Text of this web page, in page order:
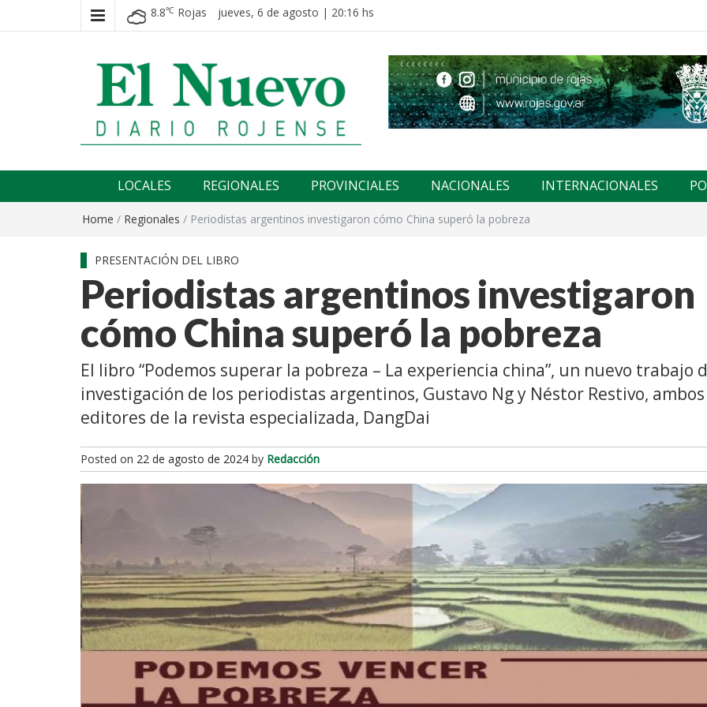
8.8℃ Rojas jueves, 6 de agosto | 20:16 hs
El nuevo rojense
LOCALES REGIONALES PROVINCIALES NACIONALES INTERNACIONALES
Home / Regionales / Periodistas argentinos investigaron cómo China superó la pobreza
PRESENTACIÓN DEL LIBRO
Periodistas argentinos investigaron
cómo China superó la pobreza
El libro “Podemos superar la pobreza – La experiencia china”, un nuevo trabajo
investigación de los periodistas argentinos, Gustavo Ng y Néstor Restivo, ambos
editores de la revista especializada, DangDai
Posted on 22 de agosto de 2024 by Redacción